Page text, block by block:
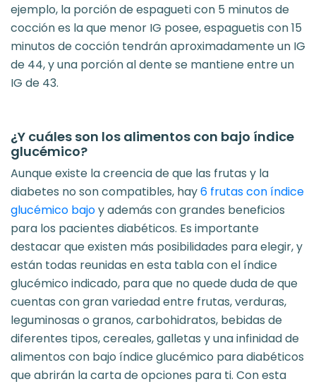
ejemplo, la porción de espagueti con 5 minutos de
cocción es la que menor IG posee, espaguetis con 15
minutos de cocción tendrán aproximadamente un IG
de 44, y una porción al dente se mantiene entre un
IG de 43.
¿Y cuáles son los alimentos con bajo índice
glucémico?
Aunque existe la creencia de que las frutas y la
diabetes no son compatibles, hay6 frutas con índice
glucémico bajoy además con grandes beneficios
para los pacientes diabéticos. Es importante
destacar que existen más posibilidades para elegir, y
están todas reunidas en esta tabla con el índice
glucémico indicado, para que no quede duda de que
cuentas con gran variedad entre frutas, verduras,
leguminosas o granos, carbohidratos, bebidas de
diferentes tipos, cereales, galletas y una infinidad de
alimentos con bajo índice glucémico para diabéticos
que abrirán la carta de opciones para ti. Con esta